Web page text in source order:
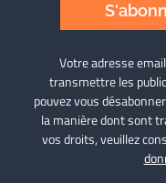
Votre adresse
transmettre les
pouvez vous
la manière dont sont
vos droits, veuillez